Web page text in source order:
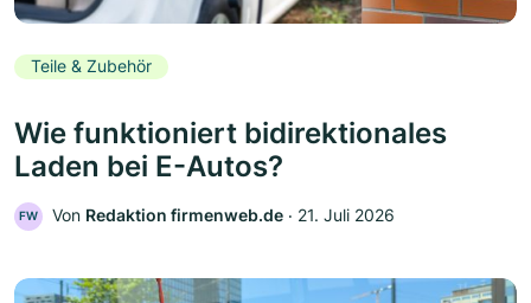
Teile & Zubehör
Wie funktioniert bidirektionales
Laden bei E-Autos?
FW Von Redaktion firmenweb.de ‧ 21. Juli 2026